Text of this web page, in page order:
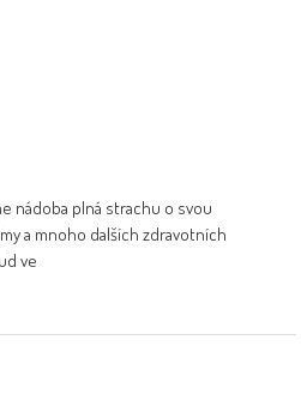
nádoba plná strachu o svou
a mnoho dalších zdravotních
ve